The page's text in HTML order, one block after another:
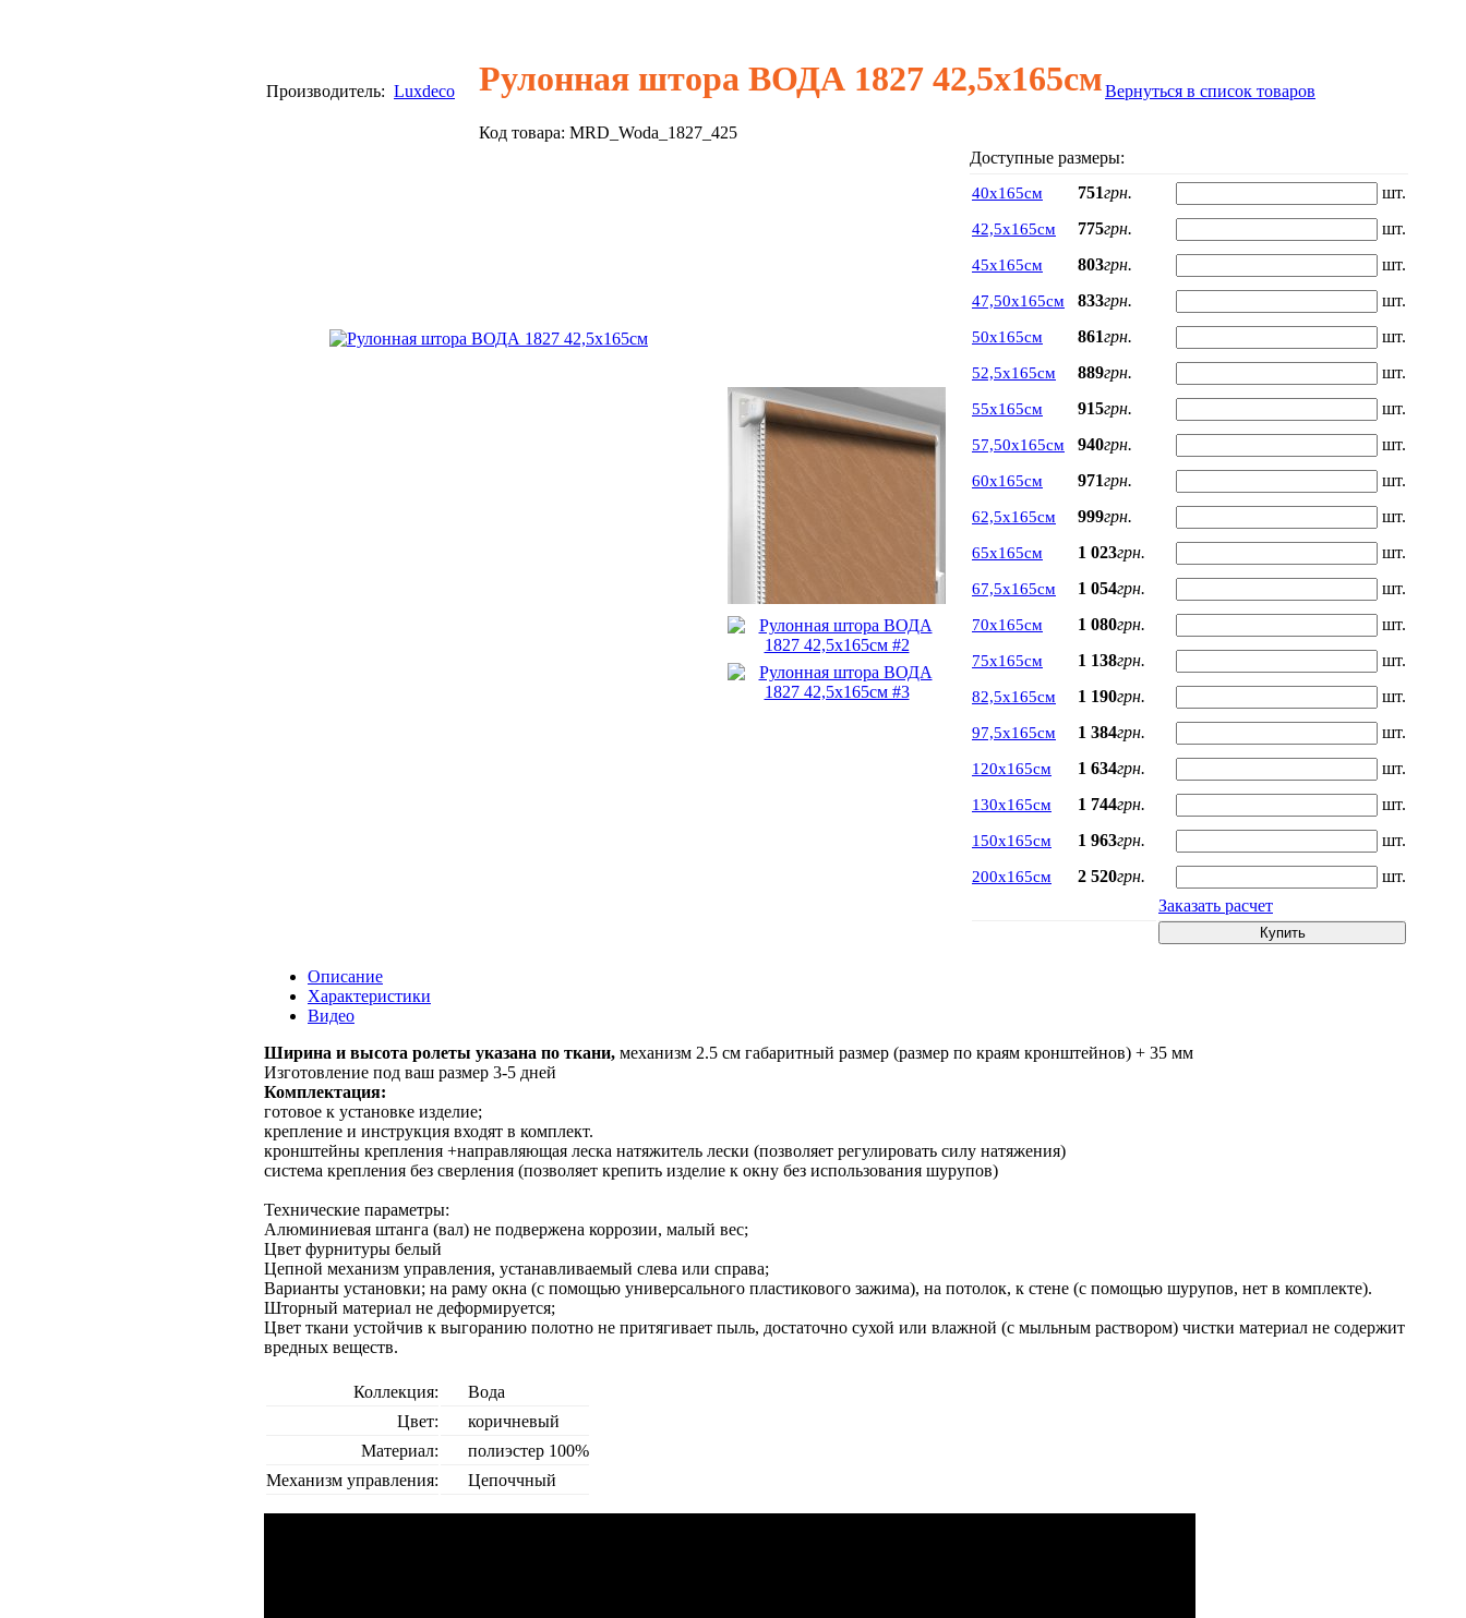
Производитель: Luxdeco Рулонная штора ВОДА 1827 42,5х165см
Код товара: MRD_Woda_1827_425
Вернуться в список товаров
Доступные размеры:
40х165см 751грн. шт.
42,5х165см 775грн. шт.
45х165см 803грн. шт.
47,50х165см 833грн. шт.
50х165см 861грн. шт.
52,5х165см 889грн. шт.
55х165см 915грн. шт.
57,50х165см 940грн. шт.
60х165см 971грн. шт.
62,5х165см 999грн. шт.
65х165см 1 023грн. шт.
67,5х165см 1 054грн. шт.
70х165см 1 080грн. шт.
75х165см 1 138грн. шт.
82,5х165см 1 190грн. шт.
97,5х165см 1 384грн. шт.
120х165см 1 634грн. шт.
130х165см 1 744грн. шт.
150х165см 1 963грн. шт.
200х165см 2 520грн.
шт.
Заказать расчет
Купить
Описание
Характеристики
Видео
Ширина и высота ролеты указана по ткани, механизм 2.5 см габаритный размер (размер по краям кронштейнов) + 35 мм
Изготовление под ваш размер 3-5 дней
Комплектация:
готовое к установке изделие;
крепление и инструкция входят в комплект.
кронштейны крепления +направляющая леска натяжитель лески (позволяет регулировать силу натяжения)
система крепления без сверления (позволяет крепить изделие к окну без использования шурупов)
Технические параметры:
Алюминиевая штанга (вал) не подвержена коррозии, малый вес;
Цвет фурнитуры белый
Цепной механизм управления, устанавливаемый слева или справа;
Варианты установки; на раму окна (с помощью универсального пластикового зажима), на потолок, к стене (с помощью шурупов, нет в комплекте).
Шторный материал не деформируется;
Цвет ткани устойчив к выгоранию полотно не притягивает пыль, достаточно сухой или влажной (с мыльным раствором) чистки материал не содержит
вредных веществ.
Коллекция:
Вода
Цвет:
коричневый
Материал:
полиэстер 100%
Механизм управления:
Цепоччный